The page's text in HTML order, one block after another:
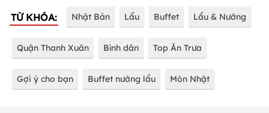
TỪ KHÓA: Nhật Bản Lẩu Buffet Lẩu & Nướng
Quận Thanh Xuân Bình dân Top Ăn Trưa
Gợi ý cho bạn Buffet nướng lẩu Món Nhật